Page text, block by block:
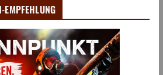
EMPFEHLUNG